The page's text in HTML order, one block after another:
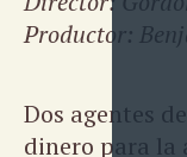
Productor:
Dos agentes
dinero para la